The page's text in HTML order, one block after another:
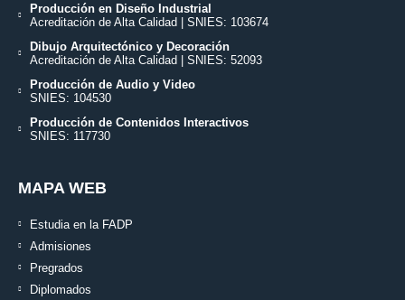
Producción en Diseño Industrial
Acreditación de Alta Calidad | SNIES: 103674
Dibujo Arquitectónico y Decoración
Acreditación de Alta Calidad | SNIES: 52093
Producción de Audio y Video
SNIES: 104530
Producción de Contenidos Interactivos
SNIES: 117730
MAPA WEB
Estudia en la FADP
Admisiones
Pregrados
Diplomados